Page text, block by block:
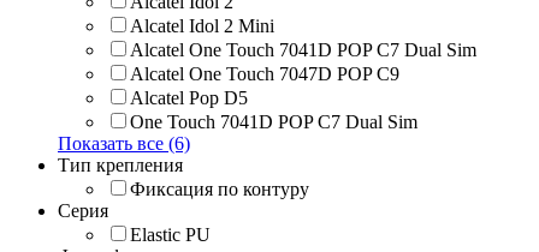
Alcatel Idol 2 Mini
Alcatel One Touch 7041D POP C7 Dual Sim
Alcatel One Touch 7047D POP C9
Alcatel Pop D5
One Touch 7041D POP C7 Dual Sim
Показать все (6)
Тип крепления
Фиксация по контуру
Серия
Elastic PU